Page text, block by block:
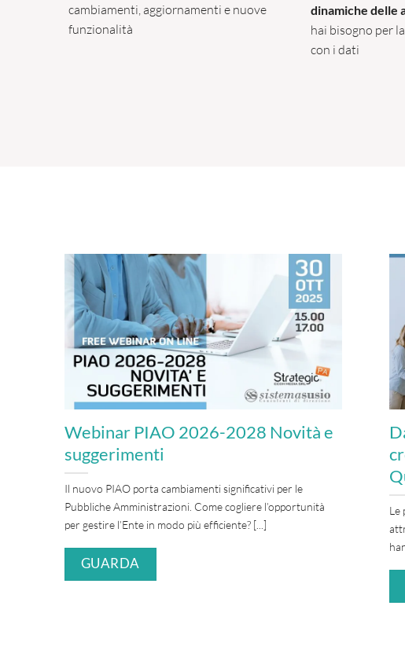
cambiamenti, aggiornamenti e nuove
funzionalità
dinamiche delle
hai bisogno per
con i dati
Webinar PIAO 2026-2028 Novità e
suggerimenti
Il nuovo PIAO porta cambiamenti significativi per le
Pubbliche Amministrazioni. Come cogliere l’opportunità
per gestire l’Ente in modo più efficiente? [...]
GUARDA
Le